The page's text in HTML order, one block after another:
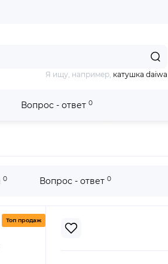
Я ищу, например, катушка daiwa
Вопрос - ответ 0
HLC красная
0 Вопрос - ответ 0
Топ продаж